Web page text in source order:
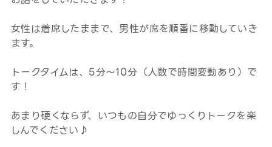
女性は着席したままで、男性が席を順番に移動していき
ます。
トークタイムは、5分～10分（人数で時間変動あり）で
す！
あまり硬くならず、いつもの自分でゆっくりトークを楽
しんでください♪